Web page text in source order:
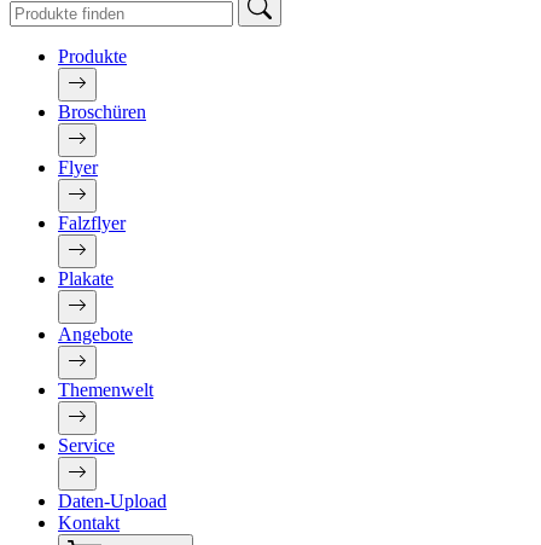
Produkte
Broschüren
Flyer
Falzflyer
Plakate
Angebote
Themenwelt
Service
Daten-Upload
Kontakt